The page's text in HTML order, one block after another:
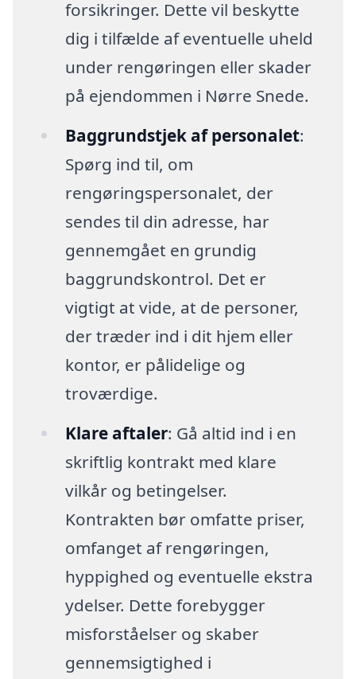
forsikringer. Dette vil beskytte
dig i tilfælde af eventuelle uheld
under rengøringen eller skader
på ejendommen i Nørre Snede.
Baggrundstjek af personalet:
Spørg ind til, om
rengøringspersonalet, der
sendes til din adresse, har
gennemgået en grundig
baggrundskontrol. Det er
vigtigt at vide, at de personer,
der træder ind i dit hjem eller
kontor, er pålidelige og
troværdige.
Klare aftaler: Gå altid ind i en
skriftlig kontrakt med klare
vilkår og betingelser.
Kontrakten bør omfatte priser,
omfanget af rengøringen,
hyppighed og eventuelle ekstra
ydelser. Dette forebygger
misforståelser og skaber
gennemsigtighed i